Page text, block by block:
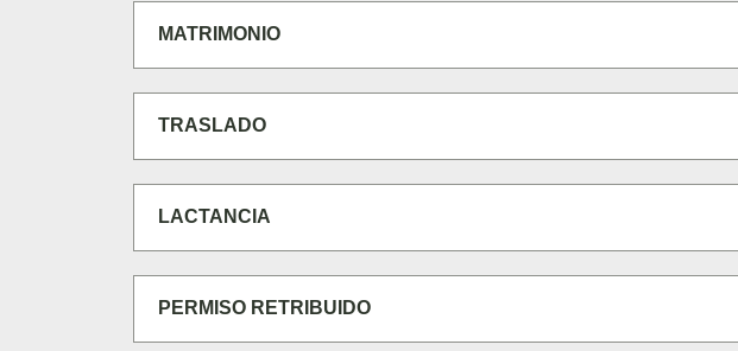
MATRIMONIO
TRASLADO
LACTANCIA
PERMISO RETRIBUIDO